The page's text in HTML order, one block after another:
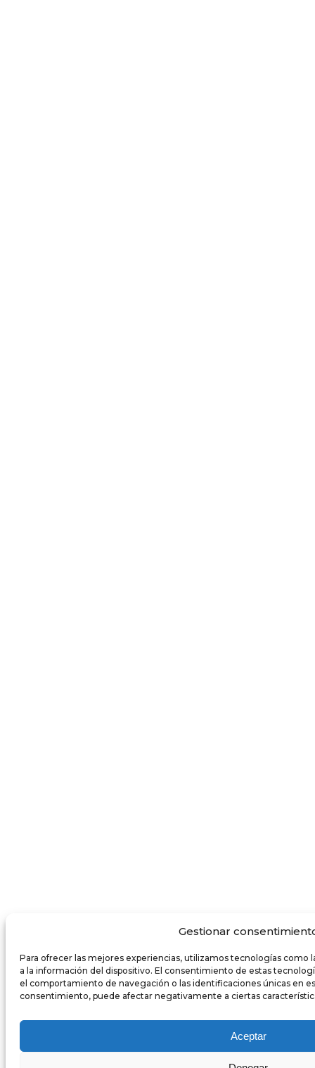
Gestionar
Para ofrecer las mejores experiencias, utilizamos tecnologías como
a la información del dispositivo. El consentimiento de estas
el comportamiento de navegación o las identificaciones únicas en
consentimiento, puede afectar negativamente a ciertas
Aceptar